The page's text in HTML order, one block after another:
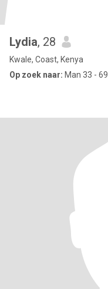
Lydia, 28
Kwale, Coast, Kenya
Op zoek naar: Man 33 - 69